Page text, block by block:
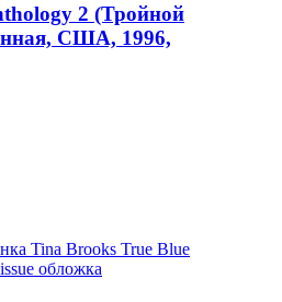
2 (Тройной
США, 1996,